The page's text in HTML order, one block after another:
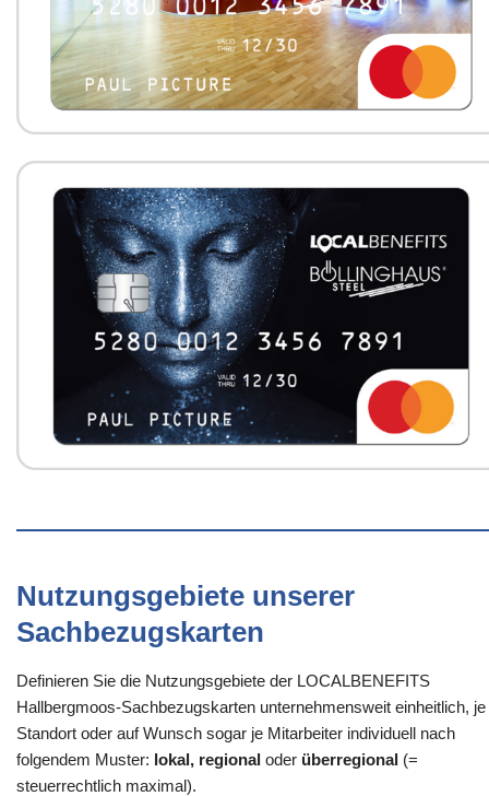
Nutzungsgebiete unserer
Sachbezugskarten
Definieren Sie die Nutzungsgebiete der LOCALBENEFITS
Hallbergmoos-Sachbezugskarten unternehmensweit einheitlich, je
Standort oder auf Wunsch sogar je Mitarbeiter individuell nach
folgendem Muster: lokal, regional oder überregional (=
steuerrechtlich maximal).